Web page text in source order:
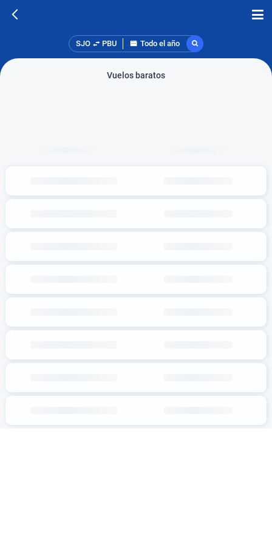
SJO PBU Todo el año
Vuelos baratos